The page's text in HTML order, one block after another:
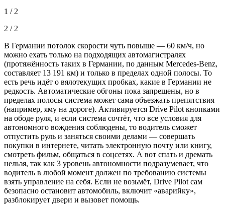
1 / 2
2 / 2
В Германии потолок скорости чуть повыше — 60 км/ч, но
можно ехать только на подходящих автомагистралях
(протяжённость таких в Германии, по данным Mercedes-Benz,
составляет 13 191 км) и только в пределах одной полосы. То
есть речь идёт о вялотекущих пробках, какие в Германии не
редкость. Автоматические обгоны пока запрещены, но в
пределах полосы система может сама объезжать препятствия
(например, яму на дороге). Активируется Drive Pilot кнопками
на ободе руля, и если система сочтёт, что все условия для
автономного вождения соблюдены, то водитель сможет
отпустить руль и заняться своими делами — совершать
покупки в интернете, читать электронную почту или книгу,
смотреть фильм, общаться в соцсетях. А вот спать и дремать
нельзя, так как 3 уровень автономности подразумевает, что
водитель в любой момент должен по требованию системы
взять управление на себя. Если не возьмёт, Drive Pilot сам
безопасно остановит автомобиль, включит «аварийку»,
разблокирует двери и вызовет помощь.